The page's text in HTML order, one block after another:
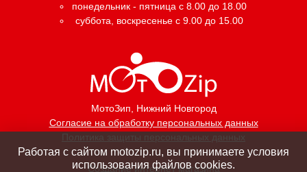
МотоЗип, Нижний Новгород
Согласие на обработку персональных данных
Политика защиты персональных данных
понедельник - пятница с 8.00 до 18.00
суббота, воскресенье с 9.00 до 15.00
Создание интернет магазина
Работая с сайтом motozip.ru, вы принимаете условия
использования файлов cookies.